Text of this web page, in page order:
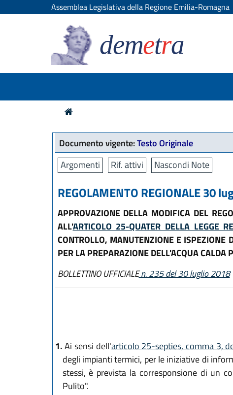
Assemblea Legislativa della Regione Emilia-Romagna
demetra
Documento vigente:Testo Originale
Argomenti
Rif. attivi Nascondi Note
REGOLAMENTO REGIONALE 30
APPROVAZIONE DELLA MODIFICA DEL
ALL'ARTICOLO 25-QUATER DELLA LEGGE
CONTROLLO, MANUTENZIONE E
PER LA PREPARAZIONE DELL'ACQUA CALDA
BOLLETTINO UFFICIALEn. 235 del 30 luglio 2018
1.Ai sensi dell'articolo 25-septies, comma 3,
degli impianti termici, per le iniziative di
stessi, è prevista la corresponsione di un
Pulito".